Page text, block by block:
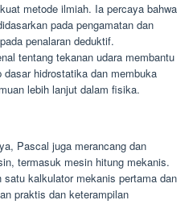
metode ilmiah. Ia percaya bahwa
pada pengamatan dan
penalaran deduktif.
tentang tekanan udara membantu
dasar hidrostatika dan membuka
lebih lanjut dalam fisika.
Pascal juga merancang dan
termasuk mesin hitung mekanis.
satu kalkulator mekanis pertama dan
praktis dan keterampilan